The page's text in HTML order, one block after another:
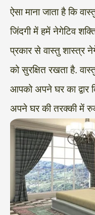
ऐसा माना जाता है कि
जिंदगी में हमें नेगेटिव
प्रकार से वास्तु शास्त्र
को सुरक्षित रखता है.
आपको अपने घर का द्वार
अपने घर की तरक्की में